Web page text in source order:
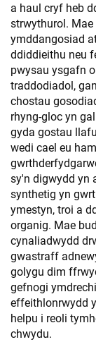
a haul cryf heb
strwythurol.
ymddangosiad
ddiddieithu neu
pwysau ysgafn
traddodiadol,
chostau
rhyng-gloc yn
gyda gostau
wedi cael eu
sy'n digwydd yn
synthetig yn
ymestyn, troi a
organig. Mae
cynaliadwydd
gwastraff
golygu dim
gefnogi
effeithlonrwydd
helpu i reoli
chwydu.